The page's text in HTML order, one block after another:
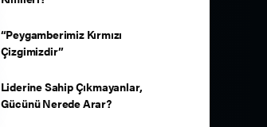
“Peygamberimiz Kırmızı
Çizgimizdir”
Liderine Sahip Çıkmayanlar,
Gücünü Nerede Arar?